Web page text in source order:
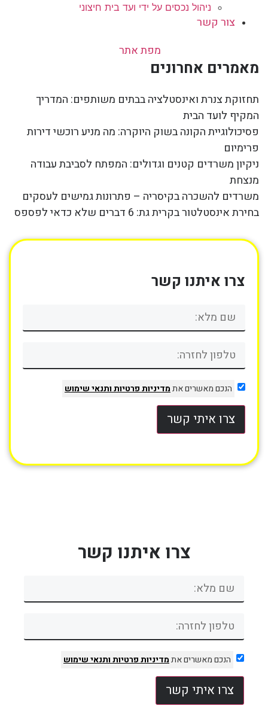
ניהול נכסים על ידי ועד בית חיצוני
צור קשר
מפת אתר
מאמרים אחרונים
תחזוקת צנרת ואינסטלציה בבתים משותפים: המדריך
המקיף לועד הבית
פסיכולוגיית הקונה בשוק היוקרה: מה מניע רוכשי דירות
פרימיום
ניקיון משרדים קטנים וגדולים: המפתח לסביבת עבודה
מנצחת
משרדים להשכרה בקיסריה – פתרונות גמישים לעסקים
בחירת אינסטלטור בקרית גת: 6 דברים שלא כדאי לפספס
צרו איתנו קשר
הנכם מאשרים אתמדיניות פרטיותותנאי שימוש
צרו איתי קשר
צרו איתנו קשר
הנכם מאשרים אתמדיניות פרטיותותנאי שימוש
צרו איתי קשר